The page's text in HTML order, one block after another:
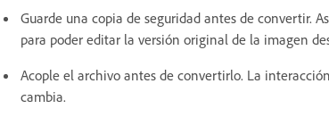
Guarde una copia de seguridad antes de convertir.
para poder editar la versión original de la imagen
Acople el archivo antes de convertirlo. La
cambia.